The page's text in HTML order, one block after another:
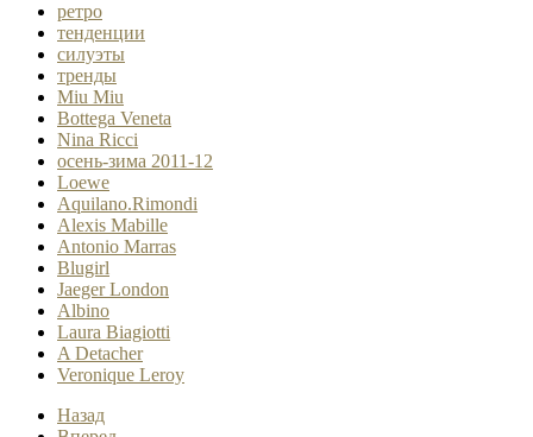
ретро
тенденции
силуэты
тренды
Miu Miu
Bottega Veneta
Nina Ricci
осень-зима 2011-12
Loewe
Aquilano.Rimondi
Alexis Mabille
Antonio Marras
Blugirl
Jaeger London
Albino
Laura Biagiotti
A Detacher
Veronique Leroy
Назад